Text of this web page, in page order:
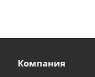
Компания